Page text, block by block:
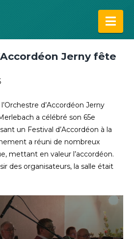
Jerny fête
d’Accordéon Jerny
a célébré son 65e
un Festival d’Accordéon à la
a réuni de nombreux
mettant en valeur l’accordéon.
des organisateurs, la salle était